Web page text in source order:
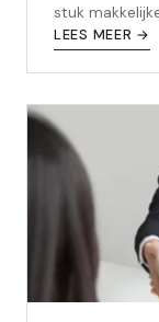
stuk
geen zonnebril
LEES MEER →